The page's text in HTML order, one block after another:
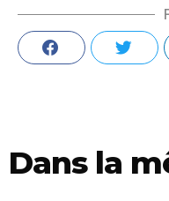
Dans la